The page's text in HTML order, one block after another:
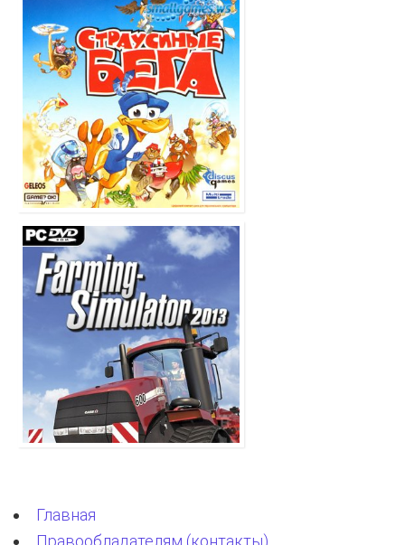
Главная
Правообладателям (контакты)